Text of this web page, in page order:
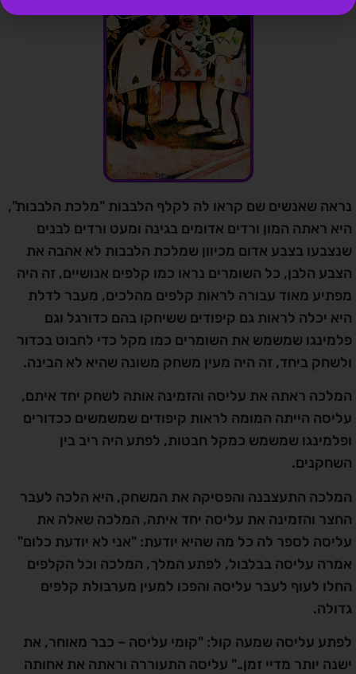
נראה שאנשים שם קראו לה לקלף הלבבות "מלכת הלבבות",
היא ראתה המון ורדים אדומים בגינה ומעט ורדים לבנים
שנצבעו בצבע אדום מכיוון שמלכת הלבבות לא אהבה את
הצבע הלבן, כל השומרים נראו כמו קלפים אנושיים, זה היה
מפתיע מאוד עבורה לראות קלפים מהלכים, מעבר לדלת
היא יכלה לראות גם קיפודים ששיחקו בהם כדורגל וגם
פלמינגו שמשמש את השומרים כמו מקל כדי לחבוט בכדור
ולשחק ביחד, זה היה מעין משחק משונה שהיא לא הבינה.
המלכה ראתה את עליסה והזמינה אותה לשחק יחד איתם,
עליסה הייתה המומה לראות קיפודים שמשמשים ככדורים
ופלמינגו שמשמש כמקל חבטות, לפתע היה ריב בין
השחקנים.
המלכה התעצבנה והפסיקה את המשחק, היא הלכה לעבר
החצר והזמינה את עליסה יחד איתה, המלכה שאלה את
עליסה לספר לה כל מה שהיא יודעת: "אני לא יודעת כלום"
אמרה עליסה בבלבול, לפתע המלך, המלכה וכל הקלפים
החלו לעוף לעבר עליסה והפכו למעין מערבולת קלפים
גדולה.
לפתע עליסה שמעה קול: "קומי עליסה – כבר מאוחר, את
ישנה יותר מדיי זמן.." עליסה התעוררה וראתה את אחותה